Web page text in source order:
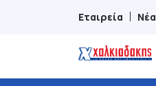
Εταιρεία Νέα